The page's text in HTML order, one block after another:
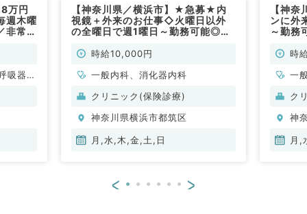
万円
週木曜
非常
吸器内
【神奈川県／横浜市】★急募★内
視鏡＋外来のお仕事◇火曜日以外
の全曜日で週1曜日～勤務可能◎最
器内科・消化器外科／非常勤）
時給10,000円
一般内科、消化器内科
クリニック(保険診療)
神奈川県横浜市都筑区
月,水,木,金,土,日
【神
ンに外
～勤務
す（時
一
ク
神
月,
< >